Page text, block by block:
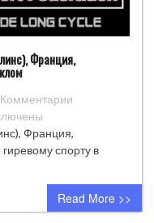
Франция,
Комментарии
05-
2014
г.,
Лион
Франция,
спорту в
Read More >>